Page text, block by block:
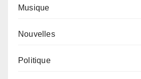
Musique
Nouvelles
Politique